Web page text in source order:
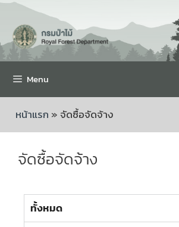
Menu
หน้าแรก »จัดซื้อจัดจ้าง
จัดซื้อจัดจ้าง
ทั้งหมด